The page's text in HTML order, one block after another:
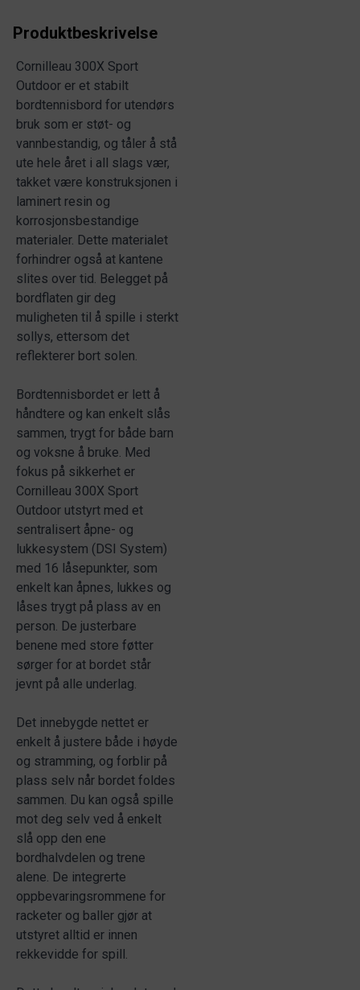
Produktbeskrivelse
Cornilleau 300X Sport
Outdoor er et stabilt
bordtennisbord for utendørs
bruk som er støt- og
vannbestandig, og tåler å stå
ute hele året i all slags vær,
takket være konstruksjonen i
laminert resin og
korrosjonsbestandige
materialer. Dette materialet
forhindrer også at kantene
slites over tid. Belegget på
bordflaten gir deg
muligheten til å spille i sterkt
sollys, ettersom det
reflekterer bort solen.
Bordtennisbordet er lett å
håndtere og kan enkelt slås
sammen, trygt for både barn
og voksne å bruke. Med
fokus på sikkerhet er
Cornilleau 300X Sport
Outdoor utstyrt med et
sentralisert åpne- og
lukkesystem (DSI System)
med 16 låsepunkter, som
enkelt kan åpnes, lukkes og
låses trygt på plass av en
person. De justerbare
benene med store føtter
sørger for at bordet står
jevnt på alle underlag.
Det innebygde nettet er
enkelt å justere både i høyde
og stramming, og forblir på
plass selv når bordet foldes
sammen. Du kan også spille
mot deg selv ved å enkelt
slå opp den ene
bordhalvdelen og trene
alene. De integrerte
oppbevaringsrommene for
racketer og baller gjør at
utstyret alltid er innen
rekkevidde for spill.